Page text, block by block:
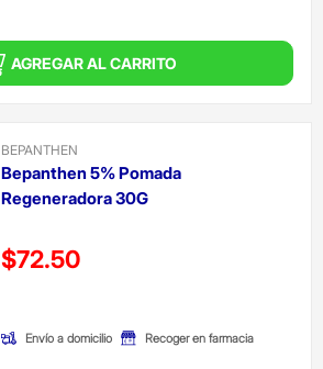
AGREGAR AL CARRITO
BEPANTHEN
Bepanthen 5% Pomada
Regeneradora 30G
Precio reducido de
$72.50
Envío a domicilio Recoger en farmacia